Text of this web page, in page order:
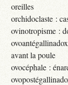
oreilles
orchidoclaste :
ovinotropisme :
avant la poule
ovocéphale :